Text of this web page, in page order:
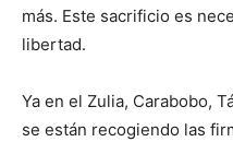
más. Este sacrificio es
libertad.
Ya en el Zulia, Carabobo,
se están recogiendo las